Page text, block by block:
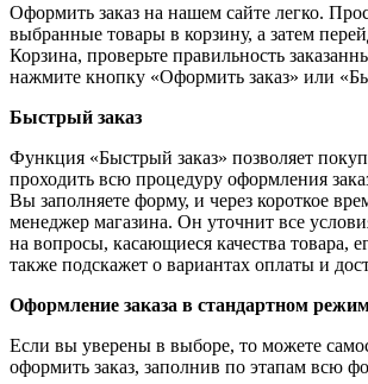
Оформить заказ на нашем сайте легко.
выбранные товары в корзину, а затем
Корзина, проверьте правильность
нажмите кнопку «Оформить заказ» или
Быстрый заказ
Функция «Быстрый заказ» позволяет
проходить всю процедуру оформления
Вы заполняете форму, и через короткое
менеджер магазина. Он уточнит все
на вопросы, касающиеся качества товара,
также подскажет о вариантах оплаты и
Оформление заказа в стандартном
Если вы уверены в выборе, то можете
оформить заказ, заполнив по этапам всю